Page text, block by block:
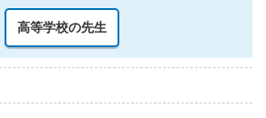
高等学校の先生